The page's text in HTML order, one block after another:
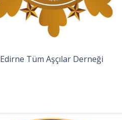
Edirne Tüm Aşçılar Derneği